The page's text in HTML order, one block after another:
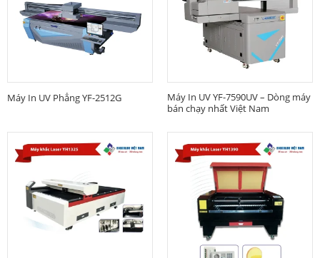
Máy In UV Phẳng YF-2512G
Máy In UV YF-7590UV – Dòng máy
bán chạy nhất Việt Nam